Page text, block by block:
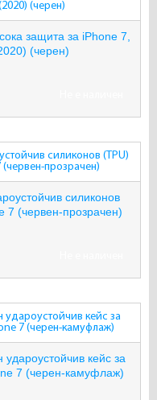
защита за iPhone 7,
(черен)
силиконов
7 (червен-прозрачен)
кейс за
7 (черен-камуфлаж)